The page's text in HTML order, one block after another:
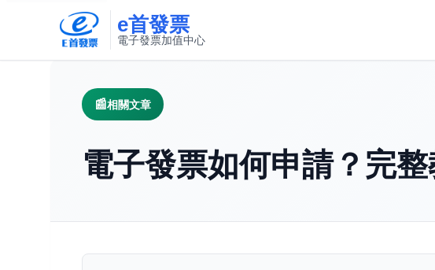
e首發票
電子發票加值中心
相關文章
電子發票如何申請？完